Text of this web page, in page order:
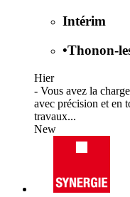
Intérim
•Thonon-
Hier
- Vous avez la
avec précision et en
travaux...
New